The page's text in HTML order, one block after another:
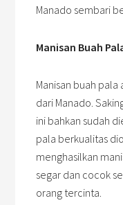
Manado sembari
Manisan Buah
Manisan buah
dari Manado.
ini bahkan sudah
pala berkualitas
menghasilkan
segar dan cocok
orang tercinta.